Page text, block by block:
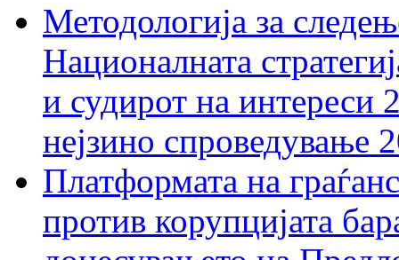
Методологија за
Националната
и судирот на интереси
нејзино спроведување
Платформата на
против корупцијата